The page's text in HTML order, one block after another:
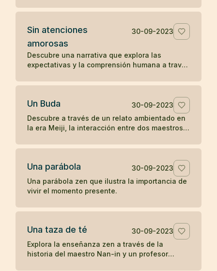
en reflexiones profundas sobre la existencia y
Sin atenciones
amorosas
30-09-2023
Descubre una narrativa que explora las
expectativas y la comprensión humana a través
una joven en la antigua China.
Un Buda
30-09-2023
Descubre a través de un relato ambientado en
la era Meiji, la interacción entre dos maestros
concepto de humanidad y la percepción del
Una parábola
30-09-2023
Una parábola zen que ilustra la importancia de
vivir el momento presente.
Una taza de té
30-09-2023
Explora la enseñanza zen a través de la
historia del maestro Nan-in y un profesor